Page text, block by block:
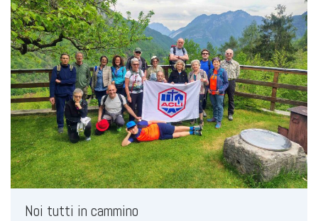
Noi tutti in cammino